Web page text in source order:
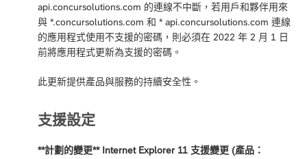
api.concursolutions.com 的連線不中斷，若用戶和夥伴用來
與 *.concursolutions.com 和 * api.concursolutions.com 連線
的應用程式使用不支援的密碼，則必須在 2022 年 2 月 1 日
前將應用程式更新為支援的密碼。
此更新提供產品與服務的持續安全性。
支援設定
**計劃的變更** Internet Explorer 11 支援變更 (產品：